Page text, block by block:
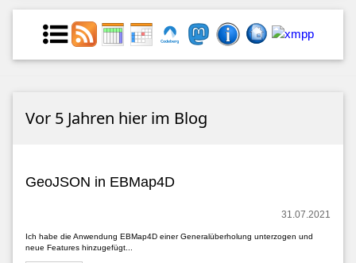
Vor 5 Jahren hier im Blog
GeoJSON in EBMap4D
31.07.2021
Ich habe die Anwendung EBMap4D einer Generalüberholung unterzogen und
neue Features hinzugefügt...